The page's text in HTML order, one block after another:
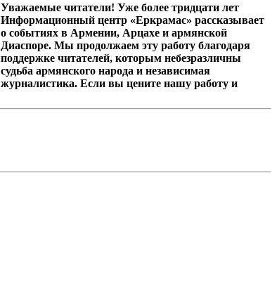
Уважаемые читатели! Уже более тридцати лет
Информационный центр «Еркрамас» рассказывает
о событиях в Армении, Арцахе и армянской
Диаспоре. Мы продолжаем эту работу благодаря
поддержке читателей, которым небезразличны
судьба армянского народа и независимая
журналистика. Если вы цените нашу работу и